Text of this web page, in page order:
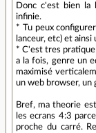
Donc c'est bien la
infinie.
* Tu peux
lanceur, etc) et
* C'est tres
a la fois, genre un
maximisé
un web browser, un
Bref, ma theorie
les ecrans 4:3
proche du carré.